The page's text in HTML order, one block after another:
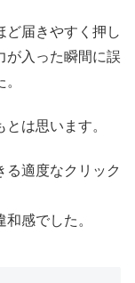
ど届きやすく押し
が入った瞬間に誤
は思います。
る適度なクリック
感でした。